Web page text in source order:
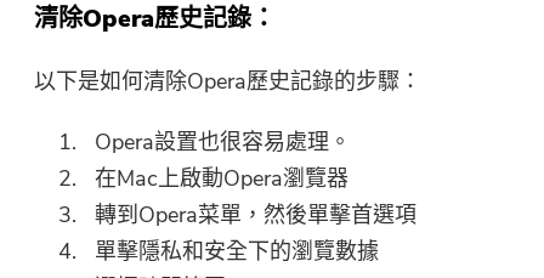
清除Opera歷史記錄：
以下是如何清除Opera歷史記錄的步驟：
Opera設置也很容易處理。
在Mac上啟動Opera瀏覽器
轉到Opera菜單，然後單擊首選項
單擊隱私和安全下的瀏覽數據